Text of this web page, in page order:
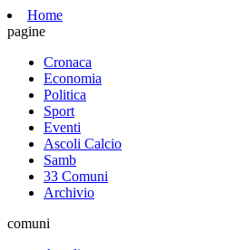
Home
pagine
Cronaca
Economia
Politica
Sport
Eventi
Ascoli Calcio
Samb
33 Comuni
Archivio
comuni